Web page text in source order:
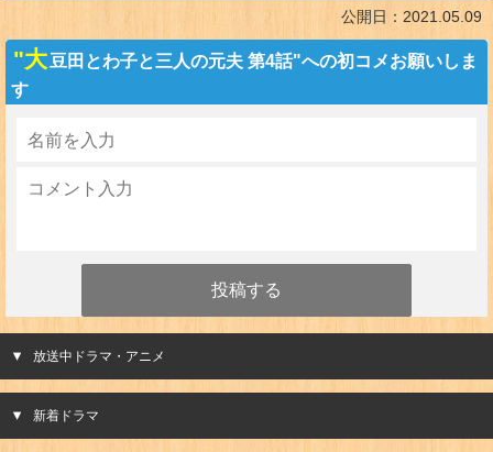
公開日： 2021.05.09
"大豆田とわ子と三人の元夫 第4話"への初コメお願いしま
す
放送中ドラマ・アニメ
新着ドラマ